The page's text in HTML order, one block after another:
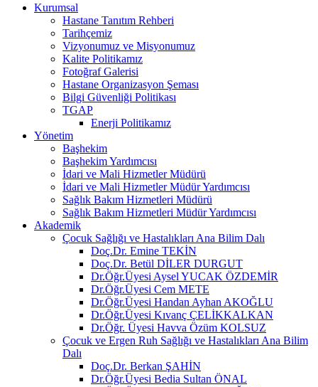
Kurumsal
Hastane Tanıtım Rehberi
Tarihçemiz
Vizyonumuz ve Misyonumuz
Kalite Politikamız
Fotoğraf Galerisi
Hastane Organizasyon Şeması
Bilgi Güvenliği Politikası
TGAP
Enerji Politikamız
Yönetim
Başhekim
Başhekim Yardımcısı
İdari ve Mali Hizmetler Müdürü
İdari ve Mali Hizmetler Müdür Yardımcısı
Sağlık Bakım Hizmetleri Müdürü
Sağlık Bakım Hizmetleri Müdür Yardımcısı
Akademik
Çocuk Sağlığı ve Hastalıkları Ana Bilim Dalı
Doç.Dr. Emine TEKİN
Doç.Dr. Betül DİLER DURGUT
Dr.Öğr.Üyesi Aysel YUCAK ÖZDEMİR
Dr.Öğr.Üyesi Cem METE
Dr.Öğr.Üyesi Handan Ayhan AKOĞLU
Dr.Öğr.Üyesi Kıvanç ÇELİKKALKAN
Dr.Öğr. Üyesi Havva Özüm KOLSUZ
Çocuk ve Ergen Ruh Sağlığı ve Hastalıkları Ana Bilim
Dalı
Doç.Dr. Berkan ŞAHİN
Dr.Öğr.Üyesi Bedia Sultan ÖNAL